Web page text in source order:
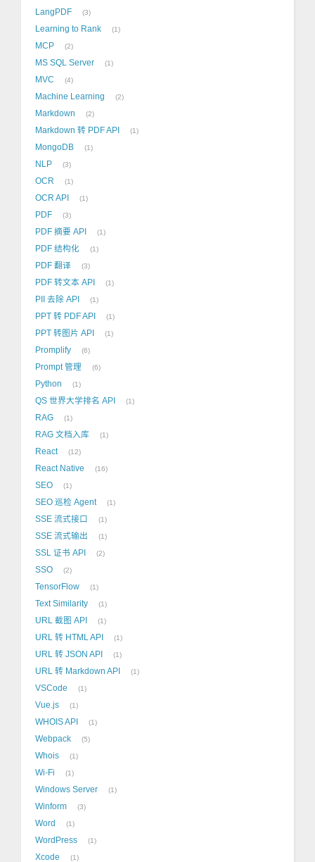
LangPDF 3
Learning to Rank 1
MCP 2
MS SQL Server 1
MVC 4
Machine Learning 2
Markdown 2
Markdown 转 PDF API 1
MongoDB 1
NLP 3
OCR 1
OCR API 1
PDF 3
PDF 摘要 API 1
PDF 结构化 1
PDF 翻译 3
PDF 转文本 API 1
PII 去除 API 1
PPT 转 PDF API 1
PPT 转图片 API 1
Promplify 6
Prompt 管理 6
Python 1
QS 世界大学排名 API 1
RAG 1
RAG 文档入库 1
React 12
React Native 16
SEO 1
SEO 巡检 Agent 1
SSE 流式接口 1
SSE 流式输出 1
SSL 证书 API 2
SSO 2
TensorFlow 1
Text Similarity 1
URL 截图 API 1
URL 转 HTML API 1
URL 转 JSON API 1
URL 转 Markdown API 1
VSCode 1
Vue.js 1
WHOIS API 1
Webpack 5
Whois 1
Wi-Fi 1
Windows Server 1
Winform 3
Word 1
WordPress 1
Xcode 1